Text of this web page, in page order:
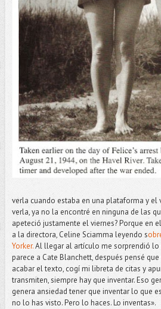
verla cuando estaba en una plataforma y el
verla, ya no la encontré en ninguna de las
apeteció justamente el viernes? Porque en
a la directora, Celine Sciamma leyendo s
Yorker.Al llegar al artículo me sorprendió lo
parece a Cate Blanchett, después pensé
acabar el texto, cogí mi libreta de citas y
transmiten, siempre hay que inventar. Eso
genera ansiedad tener que inventar lo que
no lo has visto. Pero lo haces. Lo inventas».